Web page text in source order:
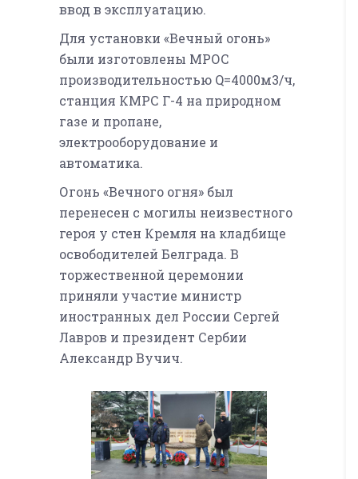
ввод в эксплуатацию.
Для установки «Вечный огонь»
были изготовлены МРОС
производительностью Q=4000м3/ч,
станция КМРС Г-4 на природном
газе и пропане,
электрооборудование и
автоматика.
Огонь «Вечного огня» был
перенесен с могилы неизвестного
героя у стен Кремля на кладбище
освободителей Белграда. В
торжественной церемонии
приняли участие министр
иностранных дел России Сергей
Лавров и президент Сербии
Александр Вучич.